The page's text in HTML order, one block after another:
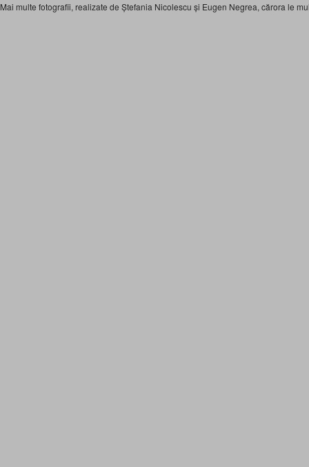
Mai multe fotografii, realizate de Ștefania Nicolescu și Eugen Negrea, cărora le